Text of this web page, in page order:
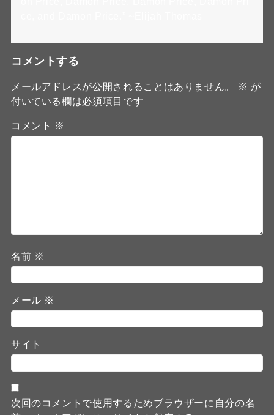
コメントする
メールアドレスが公開されることはありません。 ※ が
付いている欄は必須項目です
コメント ※
名前 ※
メール ※
サイト
次回のコメントで使用するためブラウザーに自分の名